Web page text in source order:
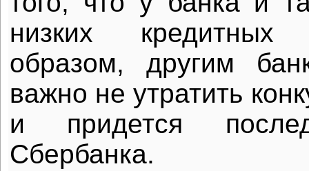
низких
образом, другим
важно не утратить
и придется
Сбербанка.